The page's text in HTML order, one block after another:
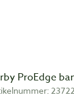
ProEdge
23722